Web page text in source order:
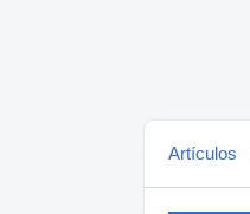
Artículos